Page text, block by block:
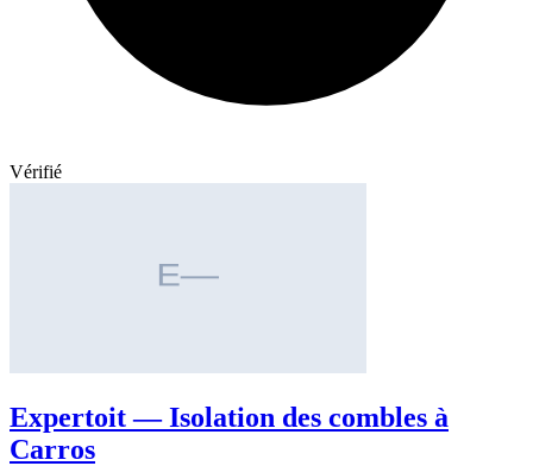
Vérifié
Expertoit — Isolation des combles à
Carros